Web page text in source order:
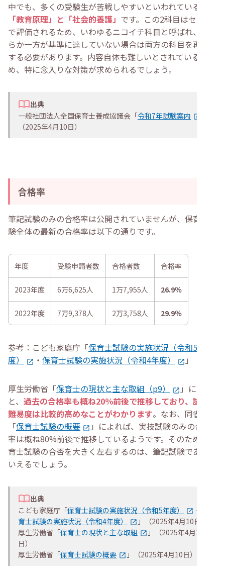
中でも、多くの受験生が苦戦しやすいといわれているのが
「教育原理」と「社会的養護」 です。この2科目はセット
で評価されるため、いわゆるニコイチ科目と呼ばれ、どち
らか一方が基準に達していない場合は両方の科目を再受験
する必要があります。内容自体も難しいとされているた
め、特に念入りな対策が求められるでしょう。
出典
一般社団法人全国保育士養成協議会「令和7年試験案内
（2025年4月10日）
合格率
筆記試験のみの合格率は公開されていませんが、保育士試
験全体の最新の合格率は以下の通りです。
年度 受験申請者数 合格者数 合格率
2023年度 6万6,625人 1万7,955人 26.9％
2022年度 7万9,378人 2万3,758人 29.9％
参考：こども家庭庁「保育士試験の実施状況（令和5年
度）
・ 保育士試験の実施状況（令和4年度） 」
厚生労働省「保育士の現状と主な取組（p9）
」による
と、 過去の合格率も概ね20％前後で推移しており、試験の
難易度は比較的高めなことがわかります。なお、同省の
「保育士試験の概要
」によれば、実技試験のみの合格
率は概ね80%前後で推移しているようです。そのため、保
育士試験の合否を大きく左右するのは、筆記試験であると
いえるでしょう。
出典
こども家庭庁「保育士試験の実施状況（令和5年度） ・
育士試験の実施状況（令和4年度）
」（2025年4月10日）
厚生労働省「保育士の現状と主な取組
」（2025年4月10
日）
厚生労働省「保育士試験の概要 」（2025年4月10日）